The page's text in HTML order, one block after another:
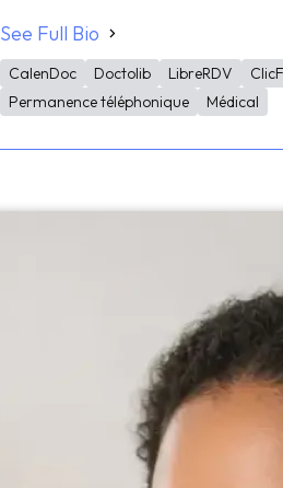
See Full Bio
CalenDoc Doctolib LibreRDV
Permanence téléphonique
Médical